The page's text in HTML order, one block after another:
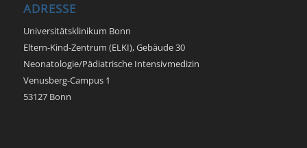
ADRESSE
Universitätsklinikum Bonn
Eltern-Kind-Zentrum (ELKI), Gebäude 30
Neonatologie/Pädiatrische Intensivmedizin
Venusberg-Campus 1
53127 Bonn